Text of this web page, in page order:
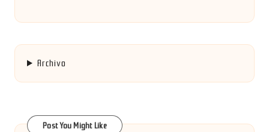
Archivo
Post You Might Like